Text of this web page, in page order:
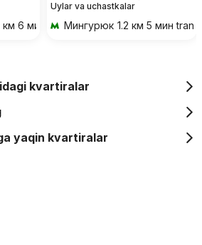
км 6 мин transportda
Uylar va uchastkalar
Мингурюк 1.2 км 5 мин
kvartiralar
yaqin kvartiralar